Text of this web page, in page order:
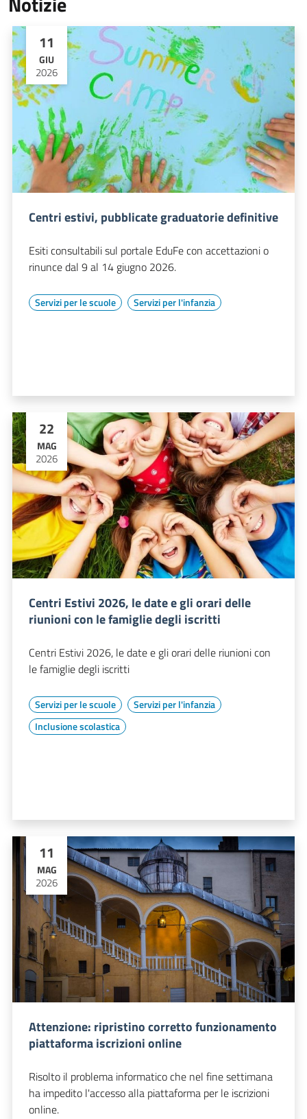
11
GIU
2026
Centri estivi, pubblicate graduatorie definitive
Esiti consultabili sul portale EduFe con accettazioni o
rinunce dal 9 al 14 giugno 2026.
Servizi per le scuole Servizi per l'infanzia
22
MAG
2026
Centri Estivi 2026, le date e gli orari delle
riunioni con le famiglie degli iscritti
Centri Estivi 2026, le date e gli orari delle riunioni con
le famiglie degli iscritti
Servizi per le scuole
Servizi per l'infanzia
Inclusione scolastica
11
MAG
2026
Attenzione: ripristino corretto funzionamento
piattaforma iscrizioni online
Risolto il problema informatico che nel fine settimana
ha impedito l'accesso alla piattaforma per le iscrizioni
online.